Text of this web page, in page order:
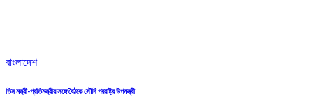
বাংলাদেশ
তিন মন্ত্রী-প্রতিমন্ত্রীর সঙ্গে বৈঠকে সৌদি পররাষ্ট্র উপমন্ত্রী